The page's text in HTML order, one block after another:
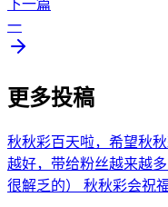
下一篇
一
更多投稿
秋秋彩百天啦，希望秋
越好，带给粉丝越来越
很解乏的） 秋秋彩会祝